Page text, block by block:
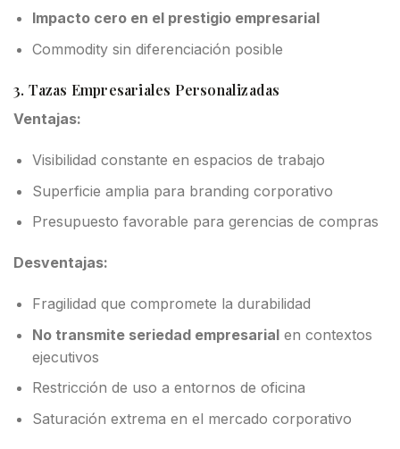
Impacto cero en el prestigio empresarial
Commodity sin diferenciación posible
3. Tazas Empresariales Personalizadas
Ventajas:
Visibilidad constante en espacios de trabajo
Superficie amplia para branding corporativo
Presupuesto favorable para gerencias de compras
Desventajas:
Fragilidad que compromete la durabilidad
No transmite seriedad empresarialen contextos
ejecutivos
Restricción de uso a entornos de oficina
Saturación extrema en el mercado corporativo